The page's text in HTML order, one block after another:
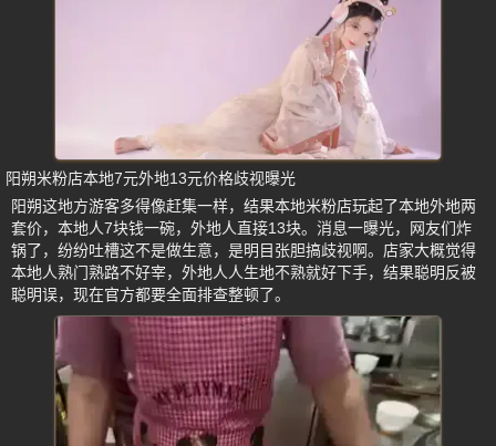
阳朔米粉店本地7元外地13元价格歧视曝光
阳朔这地方游客多得像赶集一样，结果本地米粉店玩起了本地外地两
套价，本地人7块钱一碗，外地人直接13块。消息一曝光，网友们炸
锅了，纷纷吐槽这不是做生意，是明目张胆搞歧视啊。店家大概觉得
本地人熟门熟路不好宰，外地人人生地不熟就好下手，结果聪明反被
聪明误，现在官方都要全面排查整顿了。